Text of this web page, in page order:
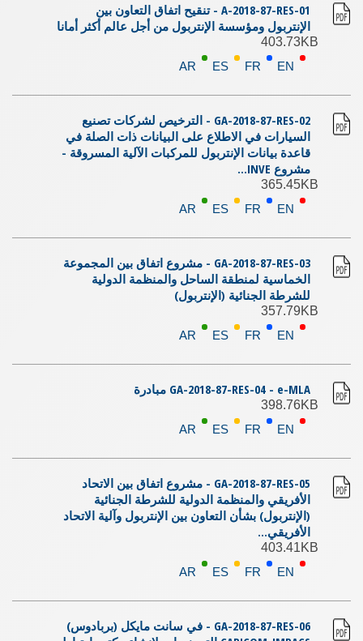
A-2018-87-RES-01 - تنقيح اتفاق التعاون بين
الإنتربول ومؤسسة الإنتربول من أجل عالم أكثر أمانا
403.73KB
EN
FR
ES
AR
GA-2018-87-RES-02 - الترخيص لشركات تصنيع
السيارات في الاطلاع على البيانات ذات الصلة في
قاعدة بيانات الإنتربول للمركبات الآلية المسروقة -
مشروع INVE...
365.45KB
EN
FR
ES
AR
GA-2018-87-RES-03 - مشروع اتفاق بين المجموعة
الخماسية لمنطقة الساحل والمنظمة الدولية
للشرطة الجنائية (الإنتربول)
357.79KB
EN
FR
ES
AR
GA-2018-87-RES-04 - e-MLA مبادرة
398.76KB
EN
FR
ES
AR
GA-2018-87-RES-05 - مشروع اتفاق بين الاتحاد
الأفريقي والمنظمة الدولية للشرطة الجنائية
(الإنتربول) بشأن التعاون بين الإنتربول وآلية الاتحاد
الأفريقي...
403.41KB
EN
FR
ES
AR
GA-2018-87-RES-06 - في سانت مايكل (بربادوس)